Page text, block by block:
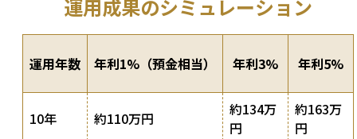
運用年数 年利1%（預金相当） 年利3% 年利5%
10年 約110万円
約134万
円
約163万
円
運用成果のシミュレーション